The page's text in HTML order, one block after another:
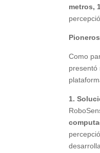
metros,
Como
presentó
1.